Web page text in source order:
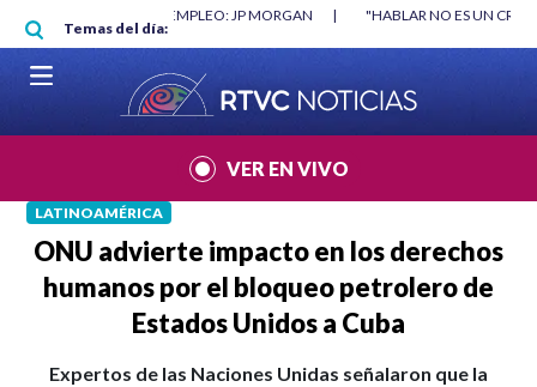
Pasar al contenido principal
Temas del día:
"HABLAR NO ES UN CRIMEN": CARTA DE BETO CORAL |
VER EN VIVO
LATINOAMÉRICA
ONU advierte impacto en los derechos
humanos por el bloqueo petrolero de
Estados Unidos a Cuba
Expertos de las Naciones Unidas señalaron que la